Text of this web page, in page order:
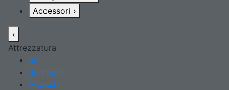
Accessori ›
‹
Attrezzatura
Sci
Scarponi
Attacchi